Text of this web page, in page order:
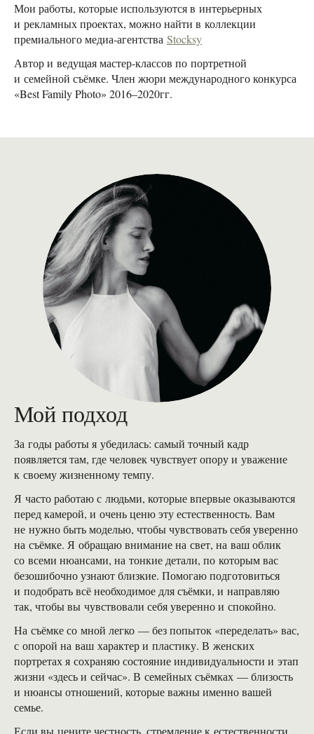
Мои работы, которые используются в интерьерных
и рекламных проектах, можно найти в коллекции
премиального медиа-агентства Stocksy
Автор и ведущая мастер-классов по портретной
и семейной съёмке. Член жюри международного конкурса
«Best Family Photo» 2016–2020гг.
Мой подход
За годы работы я убедилась: самый точный кадр
появляется там, где человек чувствует опору и уважение
к своему жизненному темпу.
Я часто работаю с людьми, которые впервые оказываются
перед камерой, и очень ценю эту естественность. Вам
не нужно быть моделью, чтобы чувствовать себя уверенно
на съёмке. Я обращаю внимание на свет, на ваш облик
со всеми нюансами, на тонкие детали, по которым вас
безошибочно узнают близкие. Помогаю подготовиться
и подобрать всё необходимое для съёмки, и направляю
так, чтобы вы чувствовали себя уверенно и спокойно.
На съёмке со мной легко — без попыток «переделать» вас,
с опорой на ваш характер и пластику. В женских
портретах я сохраняю состояние индивидуальности и этап
жизни «здесь и сейчас». В семейных съёмках — близость
и нюансы отношений, которые важны именно вашей
семье.
Если вы цените честность, стремление к естественности